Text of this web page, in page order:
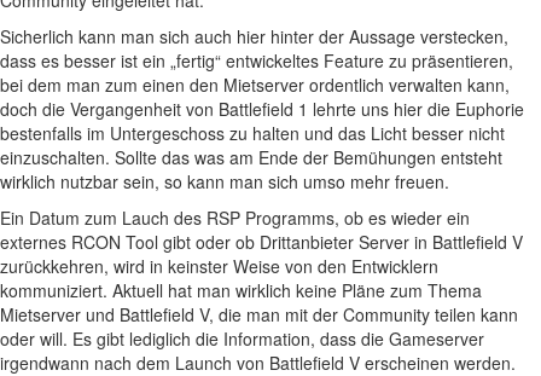
Sicherlich kann man sich auch hier hinter der Aussage verstecken,
dass es besser ist ein „fertig“ entwickeltes Feature zu präsentieren,
bei dem man zum einen den Mietserver ordentlich verwalten kann,
doch die Vergangenheit von Battlefield 1 lehrte uns hier die Euphorie
bestenfalls im Untergeschoss zu halten und das Licht besser nicht
einzuschalten. Sollte das was am Ende der Bemühungen entsteht
wirklich nutzbar sein, so kann man sich umso mehr freuen.
Ein Datum zum Lauch des RSP Programms, ob es wieder ein
externes RCON Tool gibt oder ob Drittanbieter Server in Battlefield V
zurückkehren, wird in keinster Weise von den Entwicklern
kommuniziert. Aktuell hat man wirklich keine Pläne zum Thema
Mietserver und Battlefield V, die man mit der Community teilen kann
oder will. Es gibt lediglich die Information, dass die Gameserver
irgendwann nach dem Launch von Battlefield V erscheinen werden.